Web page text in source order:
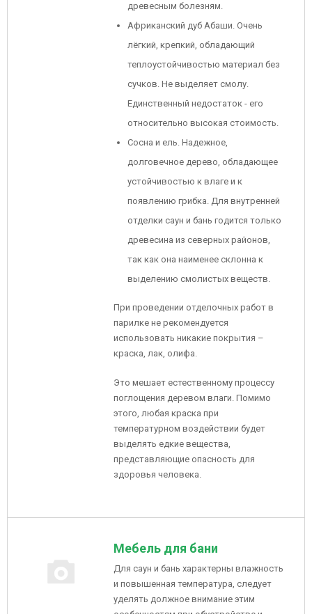
древесным болезням.
Африканский дуб Абаши. Очень
лёгкий, крепкий, обладающий
теплоустойчивостью материал без
сучков. Не выделяет смолу.
Единственный недостаток - его
относительно высокая стоимость.
Сосна и ель. Надежное,
долговечное дерево, обладающее
устойчивостью к влаге и к
появлению грибка. Для внутренней
отделки саун и бань годится только
древесина из северных районов,
так как она наименее склонна к
выделению смолистых веществ.
При проведении отделочных работ в
парилке не рекомендуется
использовать никакие покрытия –
краска, лак, олифа.
Это мешает естественному процессу
поглощения деревом влаги. Помимо
этого, любая краска при
температурном воздействии будет
выделять едкие вещества,
представляющие опасность для
здоровья человека.
Мебель для бани
Для саун и бань характерны влажность
и повышенная температура, следует
уделять должное внимание этим